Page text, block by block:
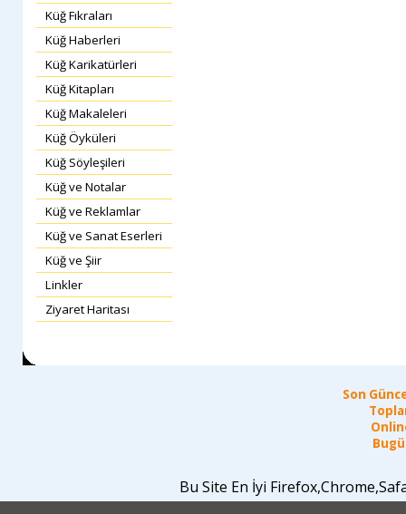
Küğ Fıkraları
Küğ Haberleri
Küğ Karikatürleri
Küğ Kitapları
Küğ Makaleleri
Küğ Öyküleri
Küğ Söyleşileri
Küğ ve Notalar
Küğ ve Reklamlar
Küğ ve Sanat Eserleri
Küğ ve Şiir
Linkler
Ziyaret Haritası
Son
Bu Site En İyi